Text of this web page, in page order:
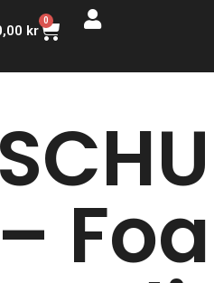
kr
0
–